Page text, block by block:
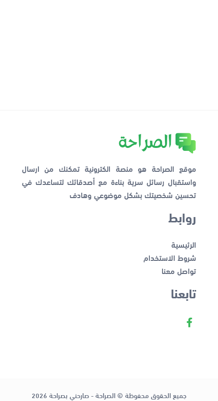
موقع الصراحة هو منصة الكترونية تمكنك من ارسال
واستقبال رسائل سرية بناءة مع أصدقائك لتساعدك في
تحسين شخصيتك بشكل موضوعي وهادف
روابط
الرئيسية
شروط الاستخدام
تواصل معنا
تابعنا
جميع الحقوق محفوظة © الصراحة - صارحني بصراحة 2026